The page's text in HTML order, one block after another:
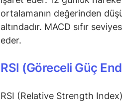
ortalamanın değerinden
altındadır. MACD sıfır
eder.
RSI (Göreceli Güç
RSI (Relative Strength